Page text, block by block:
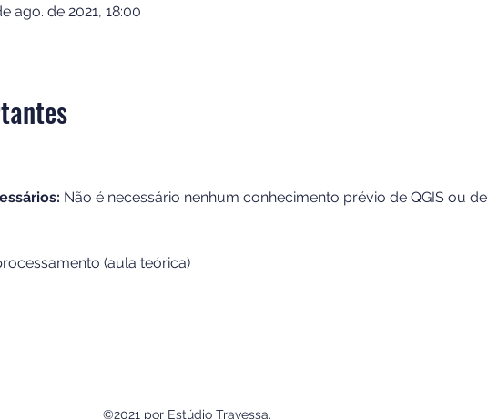
ago. de 2021, 18:00
Não é necessário nenhum conhecimento prévio de QGIS ou de
(aula teórica)
©2021 por Estúdio Travessa.